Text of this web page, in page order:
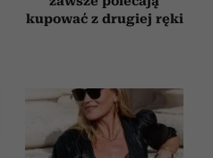
kupować z drugiej ręki